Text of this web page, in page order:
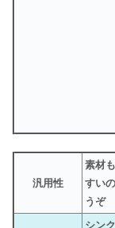
汎用性
素材
すい
うぞ
シン